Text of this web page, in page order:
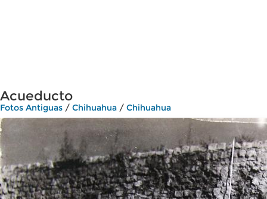
Acueducto
Fotos Antiguas / Chihuahua / Chihuahua